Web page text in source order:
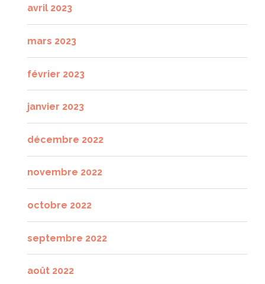
avril 2023
mars 2023
février 2023
janvier 2023
décembre 2022
novembre 2022
octobre 2022
septembre 2022
août 2022